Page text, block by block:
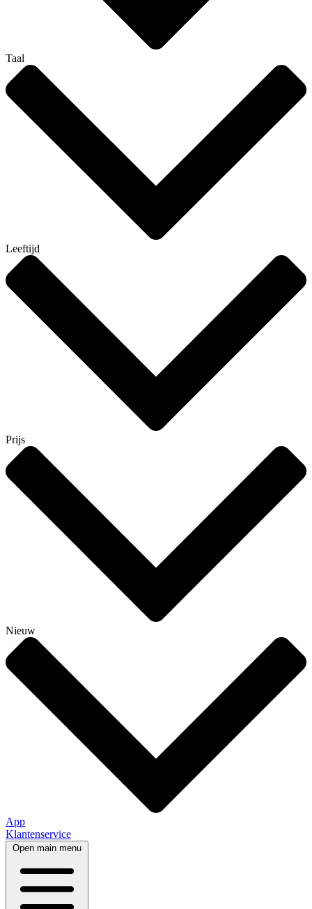
Taal
Leeftijd
Prijs
Nieuw
App
Klantenservice
Open main menu